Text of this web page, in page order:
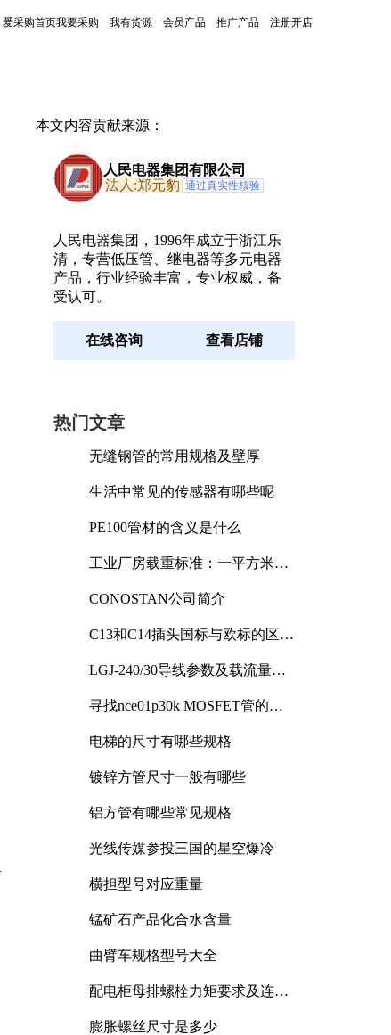
爱采购首页我要采购 我有货源 会员产品 推广产品 注册开店
本文内容贡献来源：
人民电器集团有限公司
法人:郑元豹 通过真实性核验
人民电器集团，1996年成立于浙江乐
清，专营低压管、继电器等多元电器
产品，行业经验丰富，专业权威，备
受认可。
在线咨询 查看店铺
热门文章
无缝钢管的常用规格及壁厚
生活中常见的传感器有哪些呢
PE100管材的含义是什么
工业厂房载重标准：一平方米能
CONOSTAN公司简介
C13和C14插头国标与欧标的区别
LGJ-240/30导线参数及载流量解
寻找nce01p30k MOSFET管的合
电梯的尺寸有哪些规格
镀锌方管尺寸一般有哪些
铝方管有哪些常见规格
光线传媒参投三国的星空爆冷
横担型号对应重量
锰矿石产品化合水含量
曲臂车规格型号大全
配电柜母排螺栓力矩要求及连接
膨胀螺丝尺寸是多少